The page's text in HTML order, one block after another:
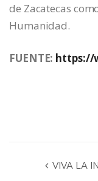
de Zacatecas
Humanidad.
FUENTE: https://
VIVA LA